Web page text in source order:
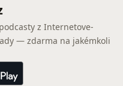
z Internetove-
— zdarma na jakémkoli